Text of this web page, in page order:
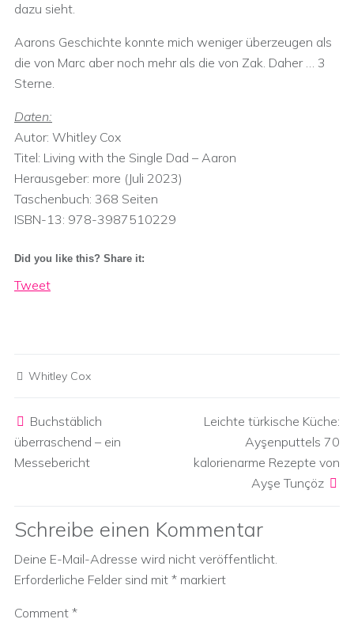
dazu sieht.
Aarons Geschichte konnte mich weniger überzeugen als
die von Marc aber noch mehr als die von Zak. Daher … 3
Sterne.
Daten:
Autor: Whitley Cox
Titel: Living with the Single Dad – Aaron
Herausgeber:‎ more (Juli 2023)
Taschenbuch:‎ 368 Seiten
ISBN-13: 978-3987510229
Did you like this? Share it:
Tweet
Whitley Cox
Buchstäblich
überraschend – ein
Messebericht
Leichte türkische Küche:
Ayşenputtels 70
kalorienarme Rezepte von
Ayşe Tunçöz
Schreibe einen Kommentar
Deine E-Mail-Adresse wird nicht veröffentlicht.
Erforderliche Felder sind mit * markiert
Comment *